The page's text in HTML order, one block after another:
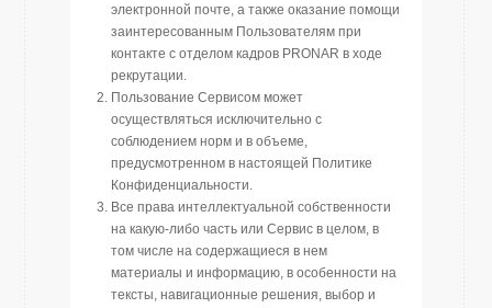
электронной почте, а также оказание помощи
заинтересованным Пользователям при
контакте с отделом кадров PRONAR в ходе
рекрутации.
Пользование Сервисом может
осуществляться исключительно с
соблюдением норм и в объеме,
предусмотренном в настоящей Политике
Конфиденциальности.
Все права интеллектуальной собственности
на какую-либо часть или Сервис в целом, в
том числе на содержащиеся в нем
материалы и информацию, в особенности на
тексты, навигационные решения, выбор и